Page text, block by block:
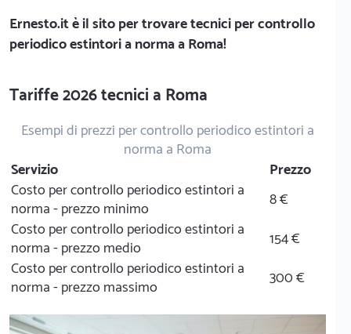
Ernesto.itè il sito per trovare tecnici per controllo
periodico estintori a norma a Roma!
Tariffe 2026 tecnici a Roma
Esempi di prezzi per controllo periodico estintori a
norma a Roma
Servizio
Prezzo
Costo per controllo periodico estintori a
norma - prezzo minimo
8 €
Costo per controllo periodico estintori a
norma - prezzo medio
154 €
Costo per controllo periodico estintori a
norma - prezzo massimo
300 €